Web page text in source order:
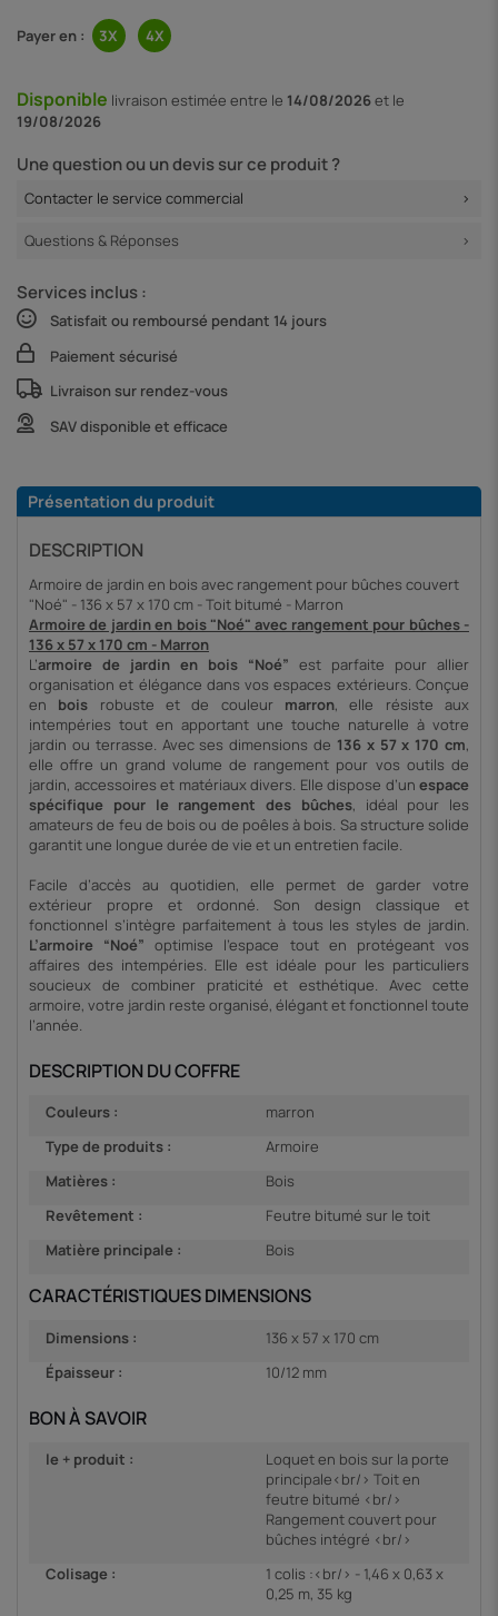
Payer en :
Disponible livraison estimée entre le 14/08/2026et le
19/08/2026
Une question ou un devis sur ce produit ?
Contacter le service commercial
Questions & Réponses
Services inclus :
Satisfait ou remboursé pendant 14 jours
Paiement sécurisé
Livraison sur rendez-vous
SAV disponible et efficace
Présentation du produit
DESCRIPTION
Armoire de jardin en bois avec rangement pour bûches couvert
"Noé" - 136 x 57 x 170 cm - Toit bitumé - Marron
Armoire de jardin en bois "Noé" avec rangement pour bûches -
136 x 57 x 170 cm - Marron
L’armoire de jardin en bois “Noé” est parfaite pour allier
organisation et élégance dans vos espaces extérieurs. Conçue
en bois robuste et de couleur marron, elle résiste aux
intempéries tout en apportant une touche naturelle à votre
jardin ou terrasse. Avec ses dimensions de 136 x 57 x 170 cm,
elle offre un grand volume de rangement pour vos outils de
jardin, accessoires et matériaux divers. Elle dispose d’un espace
spécifique pour le rangement des bûches, idéal pour les
amateurs de feu de bois ou de poêles à bois. Sa structure solide
garantit une longue durée de vie et un entretien facile.
Facile d’accès au quotidien, elle permet de garder votre
extérieur propre et ordonné. Son design classique et
fonctionnel s’intègre parfaitement à tous les styles de jardin.
L’armoire “Noé” optimise l’espace tout en protégeant vos
affaires des intempéries. Elle est idéale pour les particuliers
soucieux de combiner praticité et esthétique. Avec cette
armoire, votre jardin reste organisé, élégant et fonctionnel toute
l’année.
DESCRIPTION DU COFFRE
Couleurs :
marron
Type de produits :
Armoire
Matières :
Bois
Revêtement :
Feutre bitumé sur le toit
Matière principale :
Bois
CARACTÉRISTIQUES DIMENSIONS
Dimensions :
136 x 57 x 170 cm
Épaisseur :
10/12 mm
BON À SAVOIR
le + produit :
Loquet en bois sur la porte
principale<br/> Toit en
feutre bitumé <br/>
Rangement couvert pour
bûches intégré <br/>
Colisage :
1 colis :<br/> - 1,46 x 0,63 x
0,25 m, 35 kg